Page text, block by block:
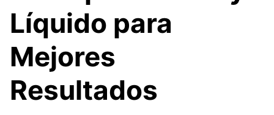
Líquido para
Mejores
Resultados